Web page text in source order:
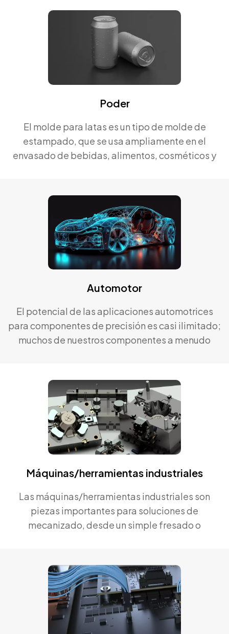
proporcionar piezas de alta precisión para el
molde.
Poder
El molde para latas es un tipo de molde de
estampado, que se usa ampliamente en el
envasado de bebidas, alimentos, cosméticos y
Automotor
El potencial de las aplicaciones automotrices
para componentes de precisión es casi ilimitado;
muchos de nuestros componentes a menudo
Máquinas/herramientas industriales
Las máquinas/herramientas industriales son
piezas importantes para soluciones de
mecanizado, desde un simple fresado o
alto nivel según los requisitos del cliente.